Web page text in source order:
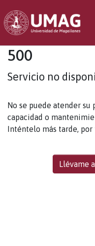
500
Servicio no
No se puede atender
capacidad o
Inténtelo más tarde, por
Llévame